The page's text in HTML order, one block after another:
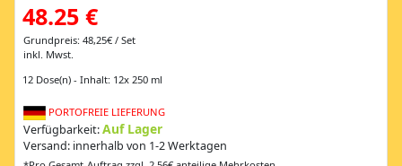
48.25 €
Grundpreis: 48,25€ / Set
inkl. Mwst.
12 Dose(n) - Inhalt: 12x 250 ml
PORTOFREIE LIEFERUNG
Verfügbarkeit:Auf Lager
Versand: innerhalb von 1-2 Werktagen